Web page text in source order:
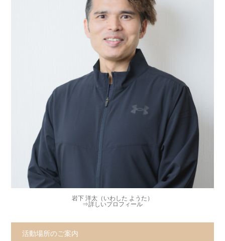
岩下 洋太（いわした ようた）
⇒詳しいプロフィール
活動場所のご案内